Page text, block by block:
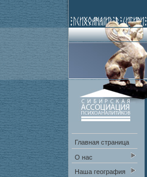
Главная страница
О нас
Наша география